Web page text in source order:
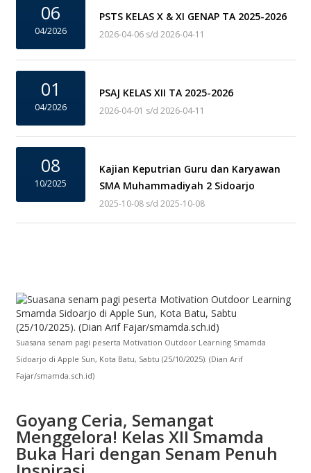
06
04/2026
PSTS KELAS X & XI GENAP TA 2025-2026
2026-04-06 s/d 2026-04-11
01
04/2026
PSAJ KELAS XII TA 2025-2026
2026-04-01 s/d 2026-04-11
08
10/2025
Kajian Keputrian Guru dan Karyawan
SMA Muhammadiyah 2 Sidoarjo
2025-10-08 s/d 2025-10-08
Suasana senam pagi peserta Motivation Outdoor Learning Smamda
Sidoarjo di Apple Sun, Kota Batu, Sabtu (25/10/2025). (Dian Arif
Fajar/smamda.sch.id)
Goyang Ceria, Semangat
Menggelora! Kelas XII Smamda
Buka Hari dengan Senam Penuh